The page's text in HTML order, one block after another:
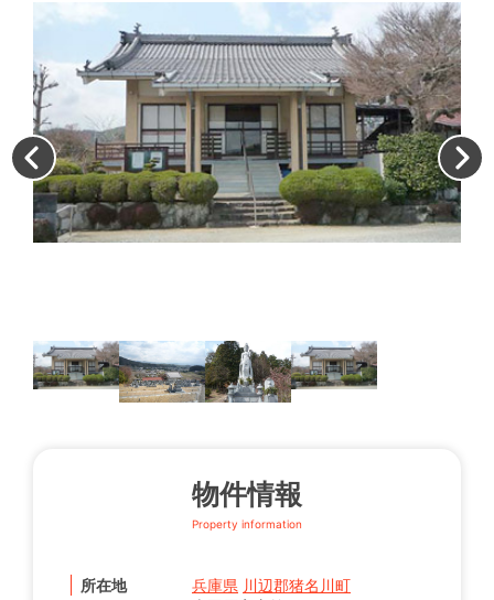
物件情報
Property information
所在地 兵庫県 川辺郡猪名川町